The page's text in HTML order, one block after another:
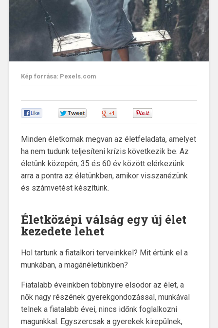
Kép forrása: Pexels.com
Minden életkornak megvan az életfeladata, amelyet
ha nem tudunk teljesíteni krízis következik be. Az
életünk közepén, 35 és 60 év között elérkezünk
arra a pontra az életünkben, amikor visszanézünk
és számvetést készítünk.
Életközépi válság egy új élet
kezedete lehet
Hol tartunk a fiatalkori terveinkkel? Mit értünk el a
munkában, a magánéletünkben?
Fiatalabb éveinkben többnyire elsodor az élet, a
nők nagy részének gyerekgondozással, munkával
telnek a fiatalabb évei, nincs időnk foglalkozni
magunkkal. Egyszercsak a gyerekek kirepülnek,